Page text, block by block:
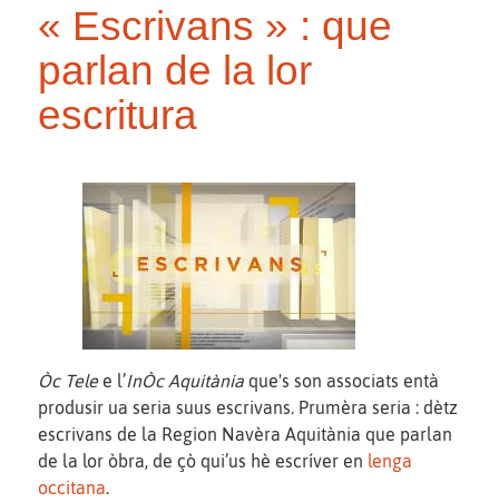
« Escrivans » : que
parlan de la lor
escritura
Òc Telee l’InÒc Aquitània que's son associats entà
produsir ua seria suus escrivans. Prumèra seria : dètz
escrivans de la Region Navèra Aquitània que parlan
de la lor òbra, de çò qui’us hè escríver en lenga
occitana.